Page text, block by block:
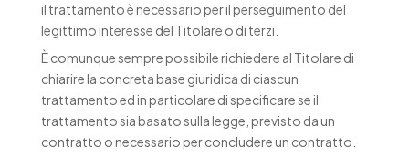
il trattamento è necessario per il perseguimento del
legittimo interesse del Titolare o di terzi.
È comunque sempre possibile richiedere al Titolare di
chiarire la concreta base giuridica di ciascun
trattamento ed in particolare di specificare se il
trattamento sia basato sulla legge, previsto da un
contratto o necessario per concludere un contratto.